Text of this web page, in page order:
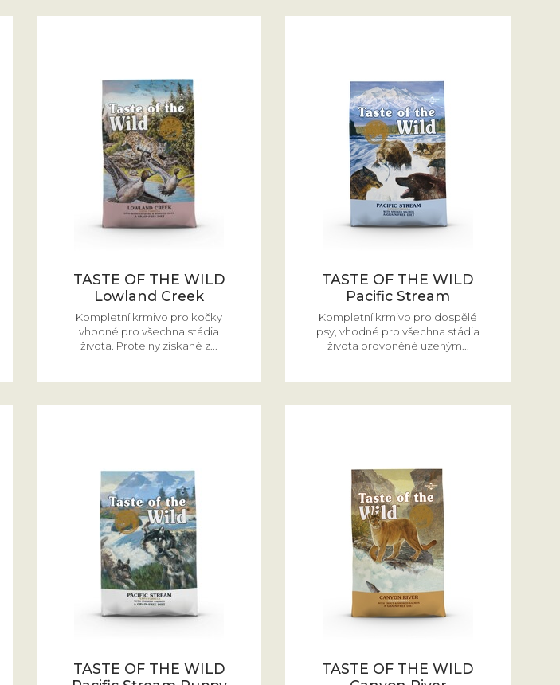
TASTE OF THE WILD
Lowland Creek
Kompletní krmivo pro kočky
vhodné pro všechna stádia
života. Proteiny získané z...
TASTE OF THE WILD
Pacific Stream
Kompletní krmivo pro dospělé
psy, vhodné pro všechna stádia
života provoněné uzeným...
TASTE OF THE WILD
TASTE OF THE WILD